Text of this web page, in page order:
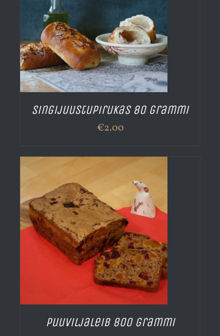
Singijuustupirukas 80 grammi
€2.00
Puuviljaleib 800 grammi